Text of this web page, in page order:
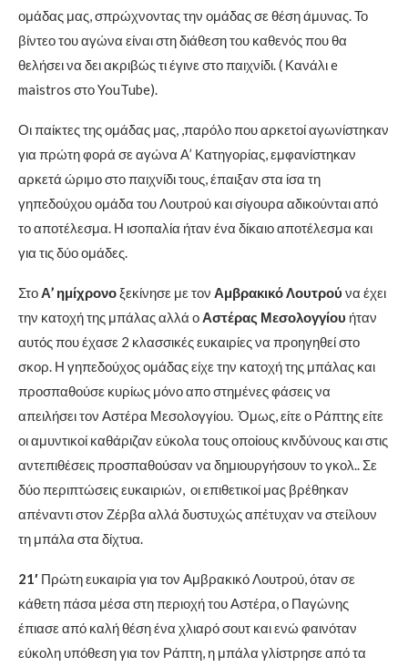
ομάδας μας, σπρώχνοντας την ομάδας σε θέση άμυνας. Το
βίντεο του αγώνα είναι στη διάθεση του καθενός που θα
θελήσει να δει ακριβώς τι έγινε στο παιχνίδι. ( Κανάλι e
maistros στο YouTube).
Οι παίκτες της ομάδας μας, ,παρόλο που αρκετοί αγωνίστηκαν
για πρώτη φορά σε αγώνα Α’ Κατηγορίας, εμφανίστηκαν
αρκετά ώριμο στο παιχνίδι τους, έπαιξαν στα ίσα τη
γηπεδούχου ομάδα του Λουτρού και σίγουρα αδικούνται από
το αποτέλεσμα. Η ισοπαλία ήταν ένα δίκαιο αποτέλεσμα και
για τις δύο ομάδες.
ΣτοΑ’ ημίχρονοξεκίνησε με τον Αμβρακικό Λουτρού να έχει
την κατοχή της μπάλας αλλά οΑστέρας Μεσολογγίου ήταν
αυτός που έχασε 2 κλασσικές ευκαιρίες να προηγηθεί στο
σκορ. Η γηπεδούχος ομάδας είχε την κατοχή της μπάλας και
προσπαθούσε κυρίως μόνο απο στημένες φάσεις να
απειλήσει τον Αστέρα Μεσολογγίου. Όμως, είτε ο Ράπτης είτε
οι αμυντικοί καθάριζαν εύκολα τους οποίους κινδύνους και στις
αντεπιθέσεις προσπαθούσαν να δημιουργήσουν το γκολ.. Σε
δύο περιπτώσεις ευκαιριών, οι επιθετικοί μας βρέθηκαν
απέναντι στον Ζέρβα αλλά δυστυχώς απέτυχαν να στείλουν
τη μπάλα στα δίχτυα.
21′ Πρώτη ευκαιρία για τον Αμβρακικό Λουτρού, όταν σε
κάθετη πάσα μέσα στη περιοχή του Αστέρα, ο Παγώνης
έπιασε από καλή θέση ένα χλιαρό σουτ και ενώ φαινόταν
εύκολη υπόθεση για τον Ράπτη, η μπάλα γλίστρησε από τα